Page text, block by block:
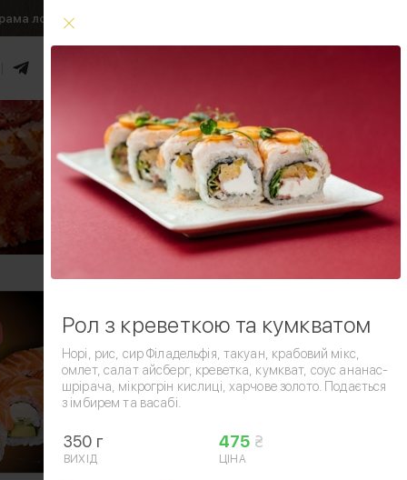
лояльності
Умови доставки
Рол з креветкою та кумкватом
Норі, рис, сир Філадельфія, такуан, крабовий мікс,
омлет, салат айсберг, креветка, кумкват, соус ананас-
шрірача, мікрогрін кислиці, харчове золото. Подається
з імбирем та васабі.
350 г 475
ВИХІД ЦІНА